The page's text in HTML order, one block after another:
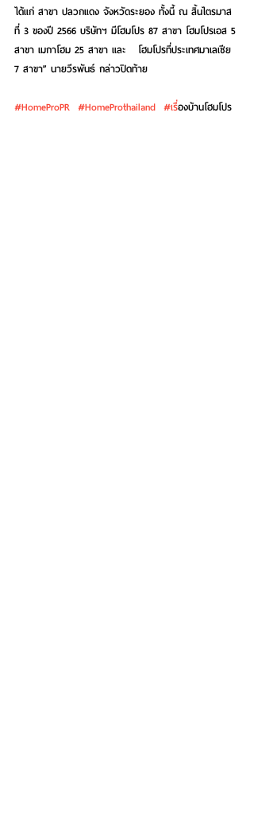
ได้แก่ สาขา ปลวกแดง จังหวัดระยอง ทั้งนี้ ณ สิ้นไตรมาส
ที่ 3 ของปี 2566 บริษัทฯ มีโฮมโปร 87 สาขา โฮมโปรเอส 5
สาขา เมกาโฮม 25 สาขา และ   โฮมโปรที่ประเทศมาเลเซีย
7 สาขา” นายวีรพันธ์ กล่าวปิดท้าย
#HomeProPR #HomeProthailand #เรื่องบ้านโฮมโปร